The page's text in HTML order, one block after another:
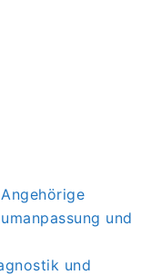
und
und